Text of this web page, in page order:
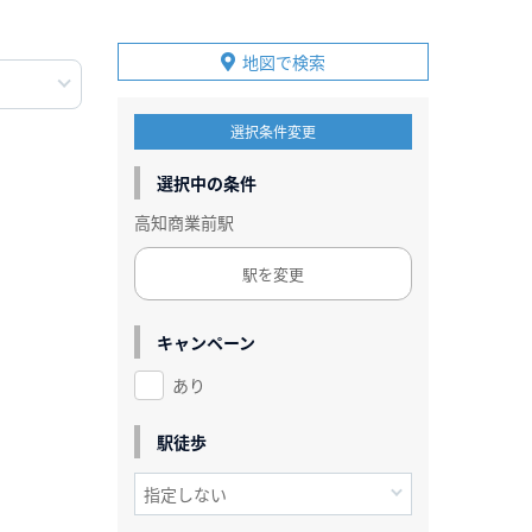
地図で検索
選択条件変更
選択中の条件
高知商業前駅
駅を変更
キャンペーン
あり
駅徒歩